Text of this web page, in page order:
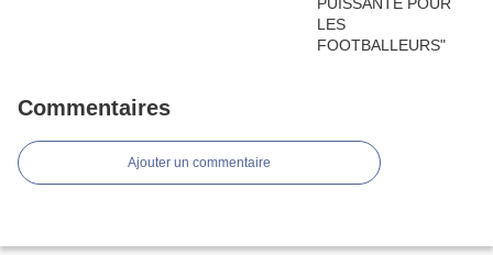
Commentaires
Ajouter un commentaire